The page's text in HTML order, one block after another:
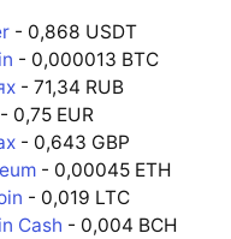
- 0,868 USDT
- 0,000013 BTC
- 71,34 RUB
- 0,75 EUR
- 0,643 GBP
- 0,00045 ETH
- 0,019 LTC
Cash - 0,004 BCH